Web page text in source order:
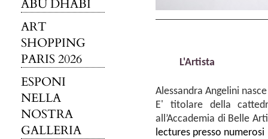
ABU DHABI
ART
SHOPPING
PARIS 2026
ESPONI
NELLA
NOSTRA
GALLERIA
L'Artista
Alessandra Angelini
E' titolare della
all’Accademia di Belle
lectures presso